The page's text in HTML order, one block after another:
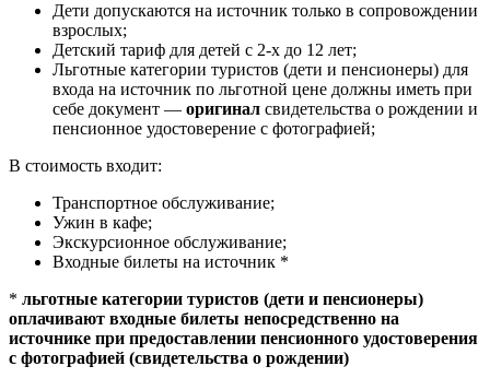
Дети допускаются на источник только в сопровождении
взрослых;
Детский тариф для детей с 2-х до 12 лет;
Льготные категории туристов (дети и пенсионеры) для
входа на источник по льготной цене должны иметь при
себе документ — оригинал свидетельства о рождении и
пенсионное удостоверение с фотографией;
В стоимость входит:
Транспортное обслуживание;
Ужин в кафе;
Экскурсионное обслуживание;
Входные билеты на источник *
* льготные категории туристов (дети и пенсионеры)
оплачивают входные билеты непосредственно на
источнике при предоставлении пенсионного удостоверения
с фотографией (свидетельства о рождении)